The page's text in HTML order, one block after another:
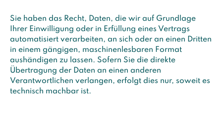
Sie haben das Recht, Daten, die wir auf Grundlage
Ihrer Einwilligung oder in Erfüllung eines Vertrags
automatisiert verarbeiten, an sich oder an einen Dritten
in einem gängigen, maschinenlesbaren Format
aushändigen zu lassen. Sofern Sie die direkte
Übertragung der Daten an einen anderen
Verantwortlichen verlangen, erfolgt dies nur, soweit es
technisch machbar ist.